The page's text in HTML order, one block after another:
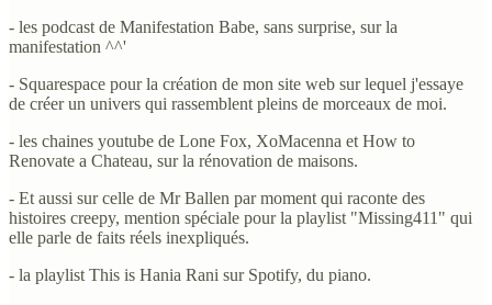
- les podcast de Manifestation Babe, sans surprise, sur la
manifestation ^^'
- Squarespace pour la création de mon site web sur lequel j'essaye
de créer un univers qui rassemblent pleins de morceaux de moi.
- les chaines youtube de Lone Fox, XoMacenna et How to
Renovate a Chateau, sur la rénovation de maisons.
- Et aussi sur celle de Mr Ballen par moment qui raconte des
histoires creepy, mention spéciale pour la playlist "Missing411" qui
elle parle de faits réels inexpliqués.
- la playlist This is Hania Rani sur Spotify, du piano.